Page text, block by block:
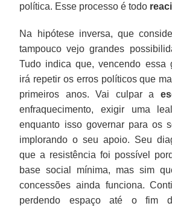
política. Esse processo é todo
Na hipótese inversa, que
tampouco vejo grandes
Tudo indica que, vencendo essa
irá repetir os erros políticos que
primeiros anos. Vai culpar a
enfraquecimento, exigir uma
enquanto isso governar para os
implorando o seu apoio. Seu
que a resistência foi possível
base social mínima, mas sim
concessões ainda funciona.
perdendo espaço até o fim